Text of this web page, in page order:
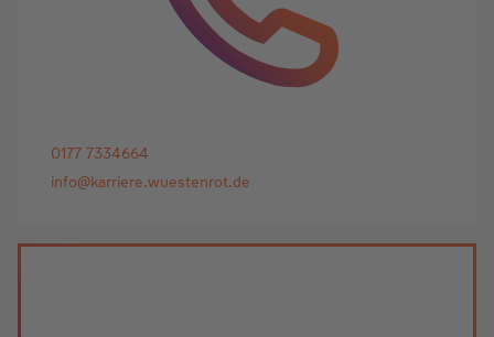
0177 7334664
info@karriere.wuestenrot.de